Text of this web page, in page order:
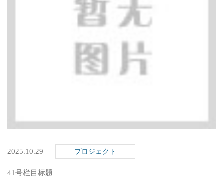
2025.10.29 プロジェクト
41号栏目标题